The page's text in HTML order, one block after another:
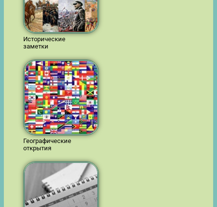
Исторические
заметки
Географические
открытия